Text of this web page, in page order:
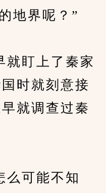
地界呢？”
盯上了秦家
时就刻意接
就调查过秦
可能不知